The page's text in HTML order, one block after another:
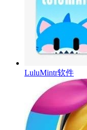
LuluMintr软件